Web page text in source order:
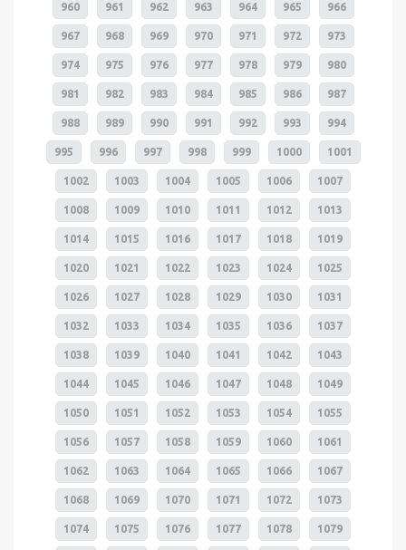
960 961 962 963 964 965 966
967 968 969 970 971 972 973
974 975 976 977 978 979 980
981 982 983 984 985 986 987
988 989 990 991 992 993 994
995 996 997 998 999 1000 1001
1002 1003 1004 1005 1006 1007
1008 1009 1010 1011 1012 1013
1014 1015 1016 1017 1018 1019
1020 1021 1022 1023 1024 1025
1026 1027 1028 1029 1030 1031
1032 1033 1034 1035 1036 1037
1038 1039 1040 1041 1042 1043
1044 1045 1046 1047 1048 1049
1050 1051 1052 1053 1054 1055
1056 1057 1058 1059 1060 1061
1062 1063 1064 1065 1066 1067
1068 1069 1070 1071 1072 1073
1074 1075 1076 1077 1078 1079